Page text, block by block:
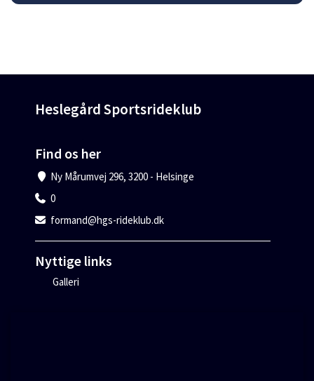
Heslegård Sportsrideklub
Find os her
Ny Mårumvej 296, 3200 - Helsinge
0
formand@hgs-rideklub.dk
Nyttige links
Galleri